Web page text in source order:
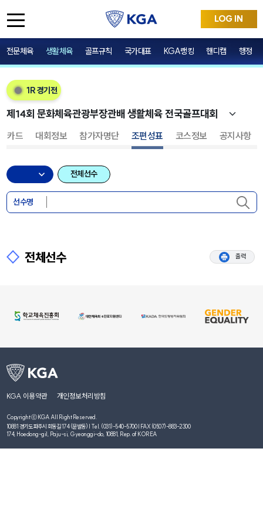
LOG IN
전문체육 생활체육 골프규칙 국가대표 KGA랭킹 핸디캡 행정
1R 경기전
카드 대회정보 참가자명단 조편성표 코스정보 공지사항
전체선수
선수명
전체선수 출력
KGA 이용약관 개인정보처리방침
Copyright ⓒ KGA All Right Reserved.
10881 경기도 파주시 회동길 174 (문발동) | Tel. (031)-540-5700 | FAX (0507)-883-2300
174, Hoedong-gil, Paju-si, Gyeonggi-do, 10881, Rep. of KOREA